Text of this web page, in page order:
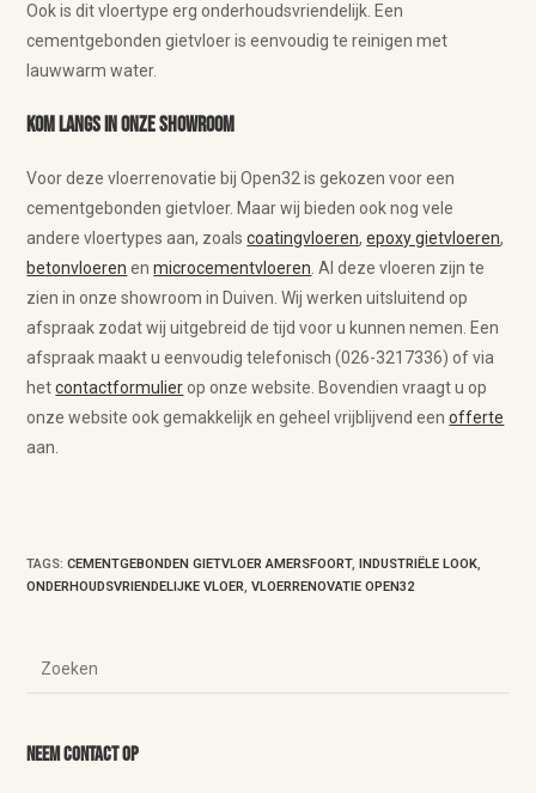
Ook is dit vloertype erg onderhoudsvriendelijk. Een
cementgebonden gietvloer is eenvoudig te reinigen met
lauwwarm water.
Kom langs in onze showroom
Voor deze vloerrenovatie bij Open32 is gekozen voor een
cementgebonden gietvloer. Maar wij bieden ook nog vele
andere vloertypes aan, zoalscoatingvloeren,epoxy gietvloeren,
betonvloeren enmicrocementvloeren. Al deze vloeren zijn te
zien in onze showroom in Duiven. Wij werken uitsluitend op
afspraak zodat wij uitgebreid de tijd voor u kunnen nemen. Een
afspraak maakt u eenvoudig telefonisch (026-3217336) of via
hetcontactformulierop onze website. Bovendien vraagt u op
onze website ook gemakkelijk en geheel vrijblijvend eenofferte
aan.
TAGS:CEMENTGEBONDEN GIETVLOER AMERSFOORT, INDUSTRIËLE LOOK,
ONDERHOUDSVRIENDELIJKE VLOER, VLOERRENOVATIE OPEN32
Neem contact op